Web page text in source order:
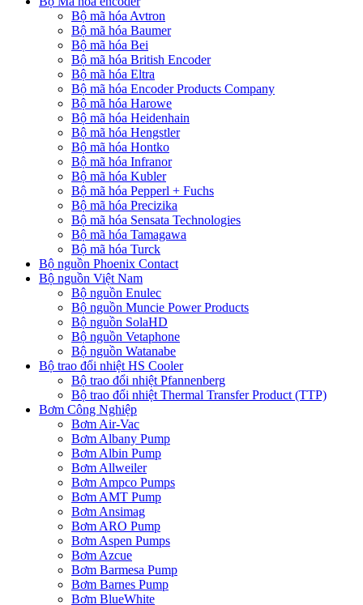
Bộ mã hóa Avtron
Bộ mã hóa Baumer
Bộ mã hóa Bei
Bộ mã hóa British Encoder
Bộ mã hóa Eltra
Bộ mã hóa Encoder Products Company
Bộ mã hóa Harowe
Bộ mã hóa Heidenhain
Bộ mã hóa Hengstler
Bộ mã hóa Hontko
Bộ mã hóa Infranor
Bộ mã hóa Kubler
Bộ mã hóa Pepperl + Fuchs
Bộ mã hóa Precizika
Bộ mã hóa Sensata Technologies
Bộ mã hóa Tamagawa
Bộ mã hóa Turck
Bộ nguồn Phoenix Contact
Bộ nguồn Việt Nam
Bộ nguồn Enulec
Bộ nguồn Muncie Power Products
Bộ nguồn SolaHD
Bộ nguồn Vetaphone
Bộ nguồn Watanabe
Bộ trao đổi nhiệt HS Cooler
Bộ trao đổi nhiệt Pfannenberg
Bộ trao đổi nhiệt Thermal Transfer Product (TTP)
Bơm Công Nghiệp
Bơm Air-Vac
Bơm Albany Pump
Bơm Albin Pump
Bơm Allweiler
Bơm Ampco Pumps
Bơm AMT Pump
Bơm Ansimag
Bơm ARO Pump
Bơm Aspen Pumps
Bơm Azcue
Bơm Barmesa Pump
Bơm Barnes Pump
Bơm BlueWhite